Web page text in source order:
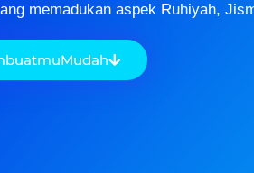
memadukan aspek Ruhiyah,